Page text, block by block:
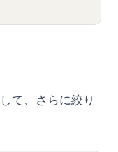
て、さらに絞り